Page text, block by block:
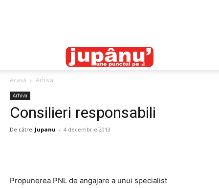
Acasă Arhiva
Arhiva
Consilieri responsabili
De către Jupanu - 4 decembrie 2013
Propunerea PNL de angajare a unui specialist